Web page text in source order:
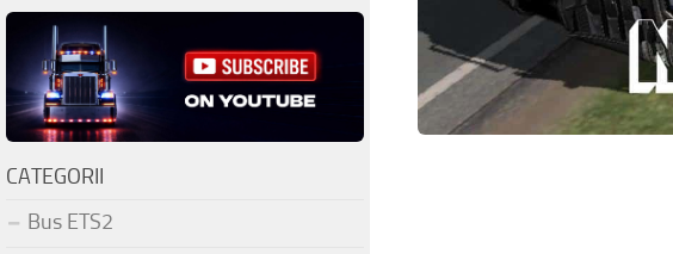
CATEGORII
Bus ETS2